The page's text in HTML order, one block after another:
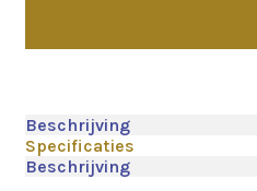
Beschrijving
Specificaties
Beschrijving